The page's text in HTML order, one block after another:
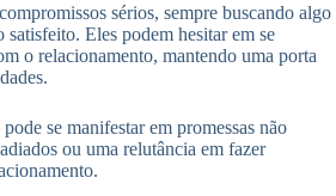
sérios, sempre buscando algo
satisfeito. Eles podem hesitar em se
o relacionamento, mantendo uma porta
se manifestar em promessas não
ou uma relutância em fazer